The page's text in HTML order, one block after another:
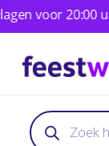
Skip
to
main
content
voor 20:00 uur
Producten
zoeken